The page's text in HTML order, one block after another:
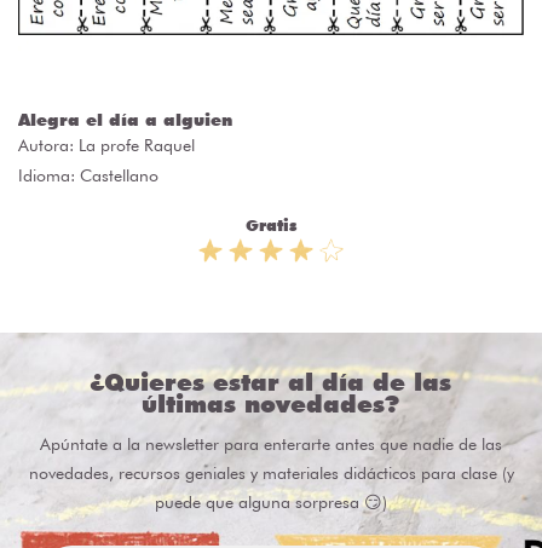
Alegra el día a alguien
Autora: La profe Raquel
Idioma: Castellano
Gratis
¿Quieres estar al día de las
últimas novedades?
Apúntate a la newsletter para enterarte antes que nadie de las
novedades, recursos geniales y materiales didácticos para clase (y
puede que alguna sorpresa 😏)